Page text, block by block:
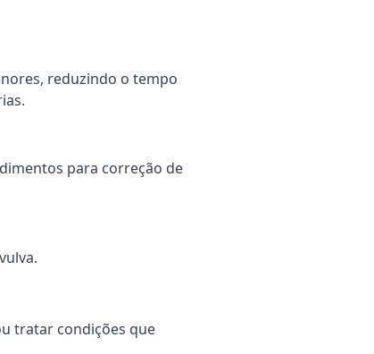
reduzindo o tempo
para correção de
tratar condições que